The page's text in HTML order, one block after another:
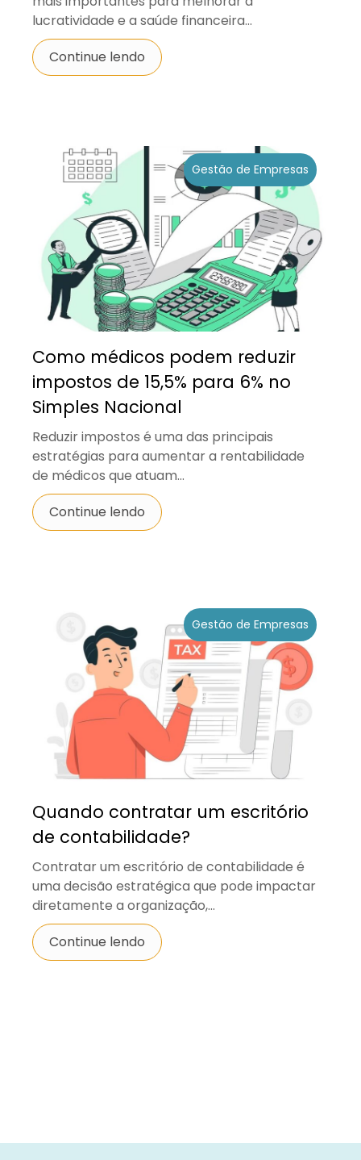
lucratividade e a saúde financeira...
Continue lendo
Gestão de Empresas
Como médicos podem reduzir
impostos de 15,5% para 6% no
Simples Nacional
Reduzir impostos é uma das principais
estratégias para aumentar a rentabilidade
de médicos que atuam...
Continue lendo
Gestão de Empresas
Quando contratar um escritório
de contabilidade?
Contratar um escritório de contabilidade é
uma decisão estratégica que pode impactar
diretamente a organização,...
Continue lendo